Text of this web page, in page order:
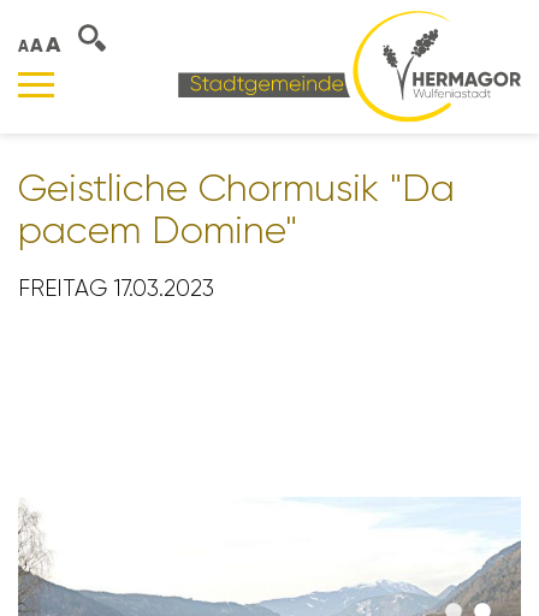
AAA
Geist­liche Chor­musik "Da
pacem Domine"
FREITAG 17.03.2023